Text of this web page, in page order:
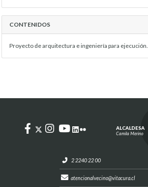
CONTENIDOS
Proyecto de arquitectura e ingeniería para ejecución.
2 2240 22 00
atencionalvecino@vitacura.cl
ALCALDESA
Camila Merino